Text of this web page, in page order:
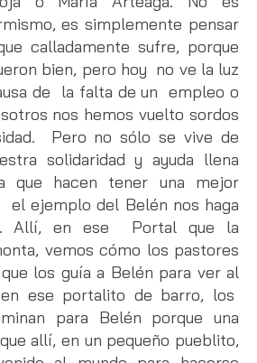
es simplemente pensar
calladamente sufre, porque
bien, pero hoy no ve la luz
de la falta de un empleo o
nos hemos vuelto sordos
Pero no sólo se vive de
solidaridad y ayuda llena
que hacen tener una mejor
el ejemplo del Belén nos haga
Allí, en ese Portal que la
vemos cómo los pastores
los guía a Belén para ver al
ese portalito de barro, los
para Belén porque una
allí, en un pequeño pueblito,